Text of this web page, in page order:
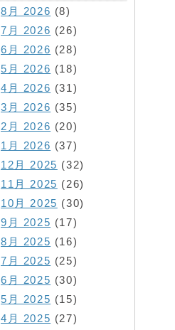
8月 2026 (8)
7月 2026 (26)
6月 2026 (28)
5月 2026 (18)
4月 2026 (31)
3月 2026 (35)
2月 2026 (20)
1月 2026 (37)
12月 2025 (32)
11月 2025 (26)
10月 2025 (30)
9月 2025 (17)
8月 2025 (16)
7月 2025 (25)
6月 2025 (30)
5月 2025 (15)
4月 2025 (27)